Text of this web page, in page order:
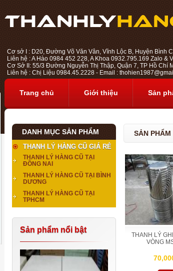
Cơ sở I : D20, Đường Võ Văn Vân, Vĩnh Lộc B, Huyện Bình
Liên hệ : A Hào 0984 452 228, A Khoa 0932.795.169 Zalo &
Cơ Sở II: 55/3 Đường Nguyễn Thị Thập, Quận 7, TP Hồ Chí
Liên hệ : Chị Liệu 0984.45.2228 - Email :
Trang chủ Giới thiệu Sản
DANH MỤC SẢN PHẨM
THANH LÝ HÀNG CŨ GIÁ RẺ
THANH LÝ HÀNG CŨ TẠI
ĐỒNG NAI
THANH LÝ HÀNG CŨ TẠI BÌNH
DƯƠNG
THANH LÝ HÀNG CŨ TẠI
TPHCM
Sản phẩm nổi bật
SẢN PHẨM
THANH LÝ
VÒNG